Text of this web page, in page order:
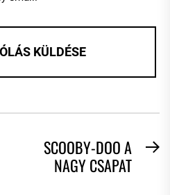
SCOOBY-DOO A
NAGY CSAPAT